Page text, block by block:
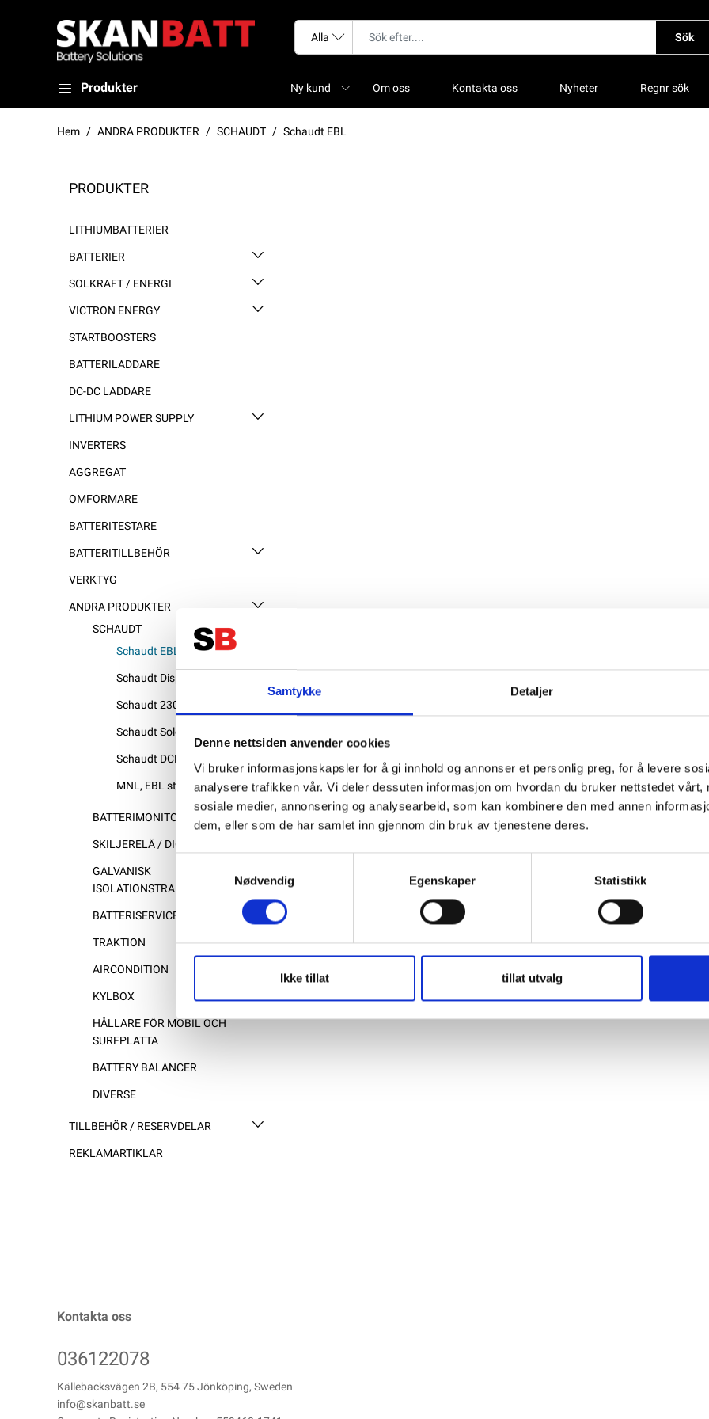
Samtykke Detaljer
Denne nettsiden anvender cookies
Vi bruker informasjonskapsler for å gi innhold og annonser et personlig preg, for å levere
analysere trafikken vår. Vi deler dessuten informasjon om hvordan du bruker nettstedet vårt,
sosiale medier, annonsering og analysearbeid, som kan kombinere den med annen
dem, eller som de har samlet inn gjennom din bruk av tjenestene deres.
Nødvendig
Egenskaper Statistikk
Ikke tillat tillat utvalg
Sök
Produkter Ny kund Om oss Kontakta oss Nyheter Regnr sök
Hem ANDRA PRODUKTER SCHAUDT Schaudt EBL
PRODUKTER
LITHIUMBATTERIER
BATTERIER
SOLKRAFT / ENERGI
VICTRON ENERGY
STARTBOOSTERS
BATTERILADDARE
DC-DC LADDARE
LITHIUM POWER SUPPLY
INVERTERS
AGGREGAT
OMFORMARE
BATTERITESTARE
BATTERITILLBEHÖR
VERKTYG
ANDRA PRODUKTER
SCHAUDT
Schaudt EBL
Schaudt Display
Schaudt 230V ladere
Schaudt Solcelleregulator
Schaudt DCDC-ladere
MNL, EBL standardplugger
BATTERIMONITOR
SKILJERELÄ / DIOD
GALVANISK
ISOLATIONSTRANSFORMATOR
BATTERISERVICE
TRAKTION
AIRCONDITION
KYLBOX
HÅLLARE FÖR MOBIL OCH
SURFPLATTA
BATTERY BALANCER
DIVERSE
TILLBEHÖR / RESERVDELAR
REKLAMARTIKLAR
Kontakta oss
036122078
Källebacksvägen 2B, 554 75 Jönköping, Sweden
info@skanbatt.se